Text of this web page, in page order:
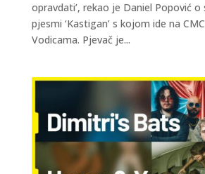
opravdati’, rekao je Daniel Popović
pjesmi ‘Kastigan’ s kojom ide na
Vodicama. Pjevač je...